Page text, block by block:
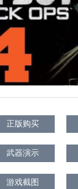
正版购买
武器演示
游戏截图